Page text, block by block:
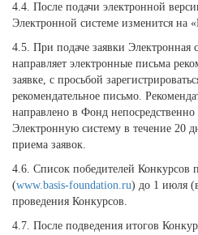
4.4. После подачи электронной
Электронной системе изменится на
4.5. При подаче заявки Электронная
направляет электронные письма
заявке, с просьбой
рекомендательное письмо.
направлено в Фонд непосредственно
Электронную систему в течение 20
приема заявок.
4.6. Список победителей Конкурсов
(www.basis-foundation.ru) до 1 июля
проведения Конкурсов.
4.7. После подведения итогов